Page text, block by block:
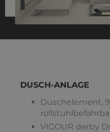
DUSCH-ANLAGE
Duschelement,
VIGOUR derby